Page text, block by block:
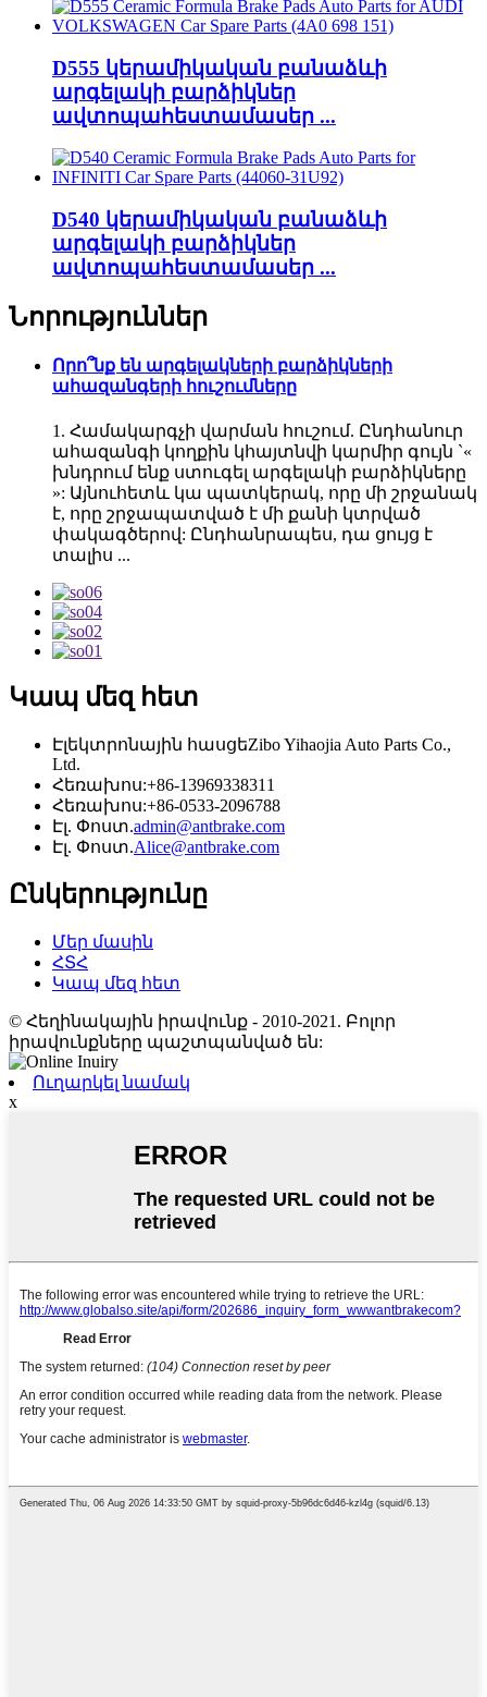
D555 կերամիկական բանաձևի
արգելակի բարձիկներ
ավտոպահեստամասեր ...
D540 կերամիկական բանաձևի
արգելակի բարձիկներ
ավտոպահեստամասեր ...
Նորություններ
Որո՞նք են արգելակների բարձիկների
ահազանգերի հուշումները
1. Համակարգչի վարման հուշում. Ընդհանուր
ահազանգի կողքին կհայտնվի կարմիր գույն `«
խնդրում ենք ստուգել արգելակի բարձիկները
»: Այնուհետև կա պատկերակ, որը մի շրջանակ
է, որը շրջապատված է մի քանի կտրված
փակագծերով: Ընդհանրապես, դա ցույց է
տալիս ...
Կապ մեզ հետ
Էլեկտրոնային հասցեZibo Yihaojia Auto Parts Co.,
Ltd.
Հեռախոս:+86-13969338311
Հեռախոս:+86-0533-2096788
Էլ. Փոստ.admin@antbrake.com
Էլ. Փոստ.Alice@antbrake.com
Ընկերությունը
Մեր մասին
ՀՏՀ
Կապ մեզ հետ
© Հեղինակային իրավունք - 2010-2021. Բոլոր
իրավունքները պաշտպանված են:
Ուղարկել նամակ
x